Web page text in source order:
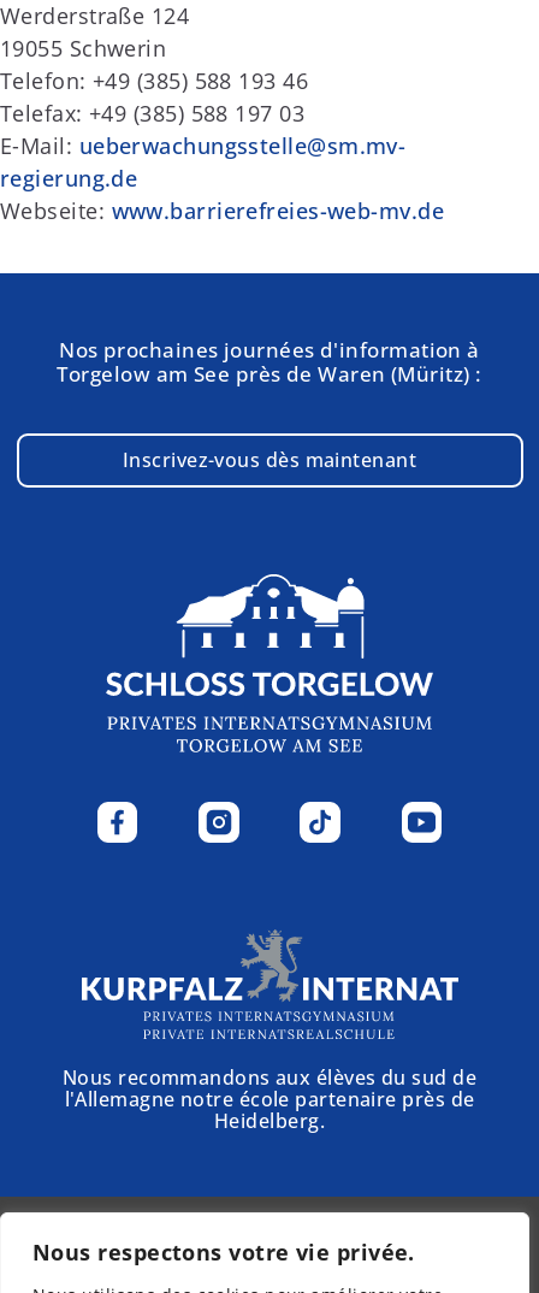
Nous respectons votre vie privée.
Werderstraße 124
19055 Schwerin
Telefon: +49 (385) 588 193 46
Telefax: +49 (385) 588 197 03
E-Mail: ueberwachungsstelle@sm.mv-
regierung.de
Webseite: www.barrierefreies-web-mv.de
Nos prochaines journées d'information à
Torgelow am See près de Waren (Müritz) :
Inscrivez-vous dès maintenant
Nous recommandons aux élèves du sud de
l'Allemagne notre école partenaire près de
Heidelberg.
© 2025 - Schloss Torgelow